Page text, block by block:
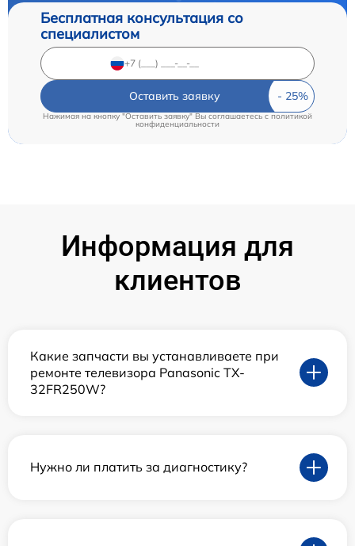
Бесплатная консультация со
специалистом
Оставить заявку
Нажимая на кнопку "Оставить заявку" Вы соглашаетесь cполитикой
конфиденциальности
Информация для
клиентов
Какие запчасти вы устанавливаете при
ремонте телевизора Panasonic TX-
32FR250W?
Нужно ли платить за диагностику?